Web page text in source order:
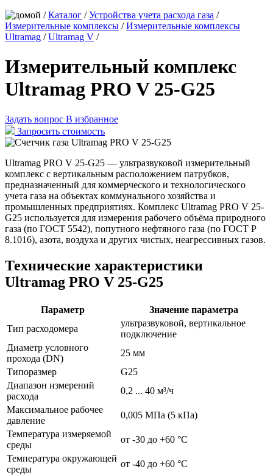
/Каталог /Устройства учета расхода газа /
Измерительные комплексы /Измерительные комплексы
Ultramag /Ultramag V /
Измерительный комплекс
Ultramag PRO V 25-G25
Задать вопрос В избранное
Запросить стоимость
Ultramag PRO V 25-G25 — ультразвуковой измерительный
комплекс с вертикальным расположением патрубков,
предназначенный для коммерческого и технологического
учета газа на объектах коммунального хозяйства и
промышленных предприятиях. Комплекс Ultramag PRO V 25-
G25 используется для измерения рабочего объёма природного
газа (по ГОСТ 5542), попутного нефтяного газа (по ГОСТ Р
8.1016), азота, воздуха и других чистых, неагрессивных газов.
Технические характеристики
Ultramag PRO V 25-G25
Параметр
Значение параметра
Тип расходомера
ультразвуковой, вертикальное
подключение
Диаметр условного
прохода (DN)
25 мм
Типоразмер
G25
Диапазон измерений
расхода
0,2 ... 40 м³/ч
Максимальное рабочее
давление
0,005 МПа (5 кПа)
Температура измеряемой
среды
от -30 до +60 °С
Температура окружающей
среды
от -40 до +60 °С